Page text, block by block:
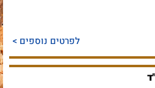
לפרטים נוספים >